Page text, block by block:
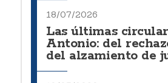
18/07/2026
Las últimas
Antonio: del
del alzamiento de